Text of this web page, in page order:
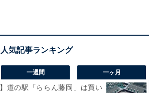
すめの宿です。
一週間 一ヶ月
道の駅「ららん藤岡」は買い